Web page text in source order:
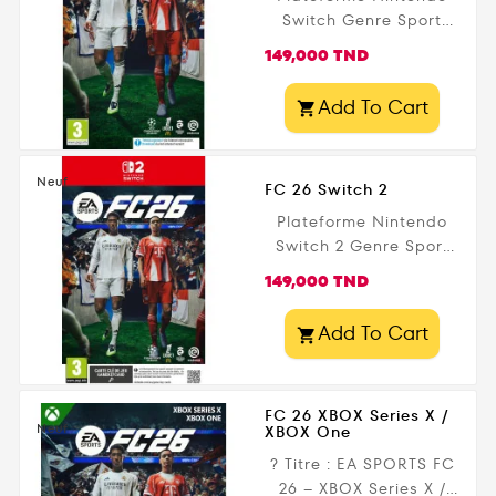
Switch Genre Sport
Date de parution 29
septembre 2025 Public
légal 3+
Prix
149,000 TND
Add To Cart
Neuf
FC 26 Switch 2
Plateforme Nintendo
Switch 2 Genre Sport
Editeur Electronics Arts
Date de parution 29
septembre 2025 Public
légal 3+
Prix
149,000 TND
Add To Cart
Neuf
FC 26 XBOX Series X /
XBOX One
? Titre : EA SPORTS FC
26 – XBOX Series X /